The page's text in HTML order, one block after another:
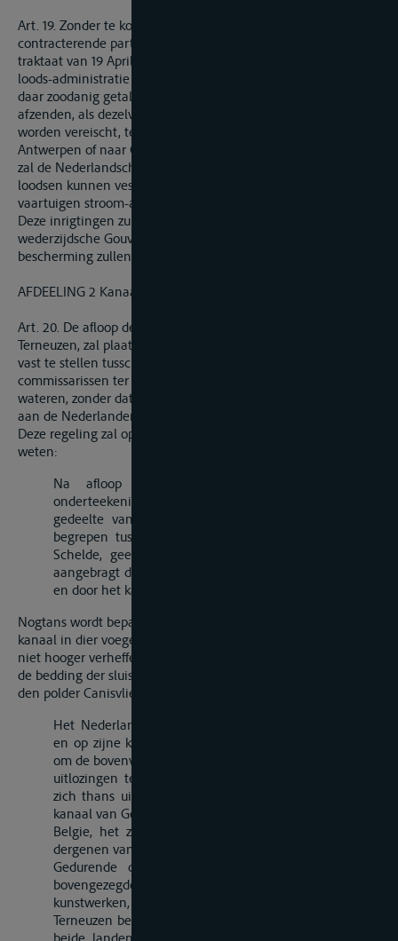
Art. 19. Zonder te kort te doen aan de regten der beide hooge
contracterende partijen, voortvloeijende uit art. 9, § 2 van het
traktaat van 19 April 1839, zal de Belgische Regering eene
loods-administratie te Vlissingen kunnen daarsteïlen en van
daar zoodanig getal loodsen naar Terneuzen kunnen
afzenden, als dezelve zal vermeenen voor deze standplaats te
worden vereischt, ten opzigte der schepen uit zee naar
Antwerpen of naar Gent varende en vice versa. Van hare zijde
zal de Nederlandsche Regeering eene standplaats van
loodsen kunnen vestigen te Antwerpen, voor de dienst der
vaartuigen stroom-afwaarts.
Deze inrigtingen zullen wettiglijk erkend worden door de
wederzijdsche Gouvernementen, die aan dezelve hulp en
bescherming zullen verleenen.
AFDEELING 2 Kanaal van Terneuzen.
Art. 20. De afloop der Belgische wateren door het kanaal van
Terneuzen, zal plaats hebben overeenkomstig de bepalingen,
vast te stellen tusschen de wederzijds benoemde
commissarissen ter regeling van den afloop der Vlaamsche
wateren, zonder dat uit dien hoofde Belgie eenige schatting
aan de Nederlanden betale.
Deze regeling zal op de volgende grondslagen berusten, te
weten:
Na afloop der twee jaren, volgende op de
onderteekening van het tegenwoordige traktaat, zal het
gedeelte van het kanaal van Gent naar Terneuzen,
begrepen tusschen het Sas van Gent en de Wester-
Schelde, geene andere wateren ontvangen, dan die
aangebragt door het bovengedeelte van gezegd kanaal
en door het kanaal van de Langeleede.
Nogtans wordt bepaald dat de afloop door laatstgemeld
kanaal in dier voege zal geregeld worden, dat het water zich
niet hooger verheffe dan 1 Nederlandsche el 50 duim, boven
de bedding der sluis van den ouden burg, naar de zijde van
den polder Canisvliet.
Het Nederlandsche gouvernement zal door zijne zorg
en op zijne kosten, de noodige werken doen uitvoeren
om de bovenvermelde uitkomst te verkrijgen, en nieuwe
uitlozingen te verschaffen aan alle de wateren, welke
zich thans uitstorten in het benedengedeelte van het
kanaal van Gent naar Terneuzen, en komende het zij uit
Belgie, het zij uit de Nederlanden, met uitzondering
dergenen van welke in § a hierboven gewaagd is.
Gedurende de beide jaren, tot de uitvoering der
bovengezegde werken benoodigd, zullen de
kunstwerken, welke zich aan het kanaal van Gent op
Terneuzen bevinden, bediend worden in het belang der